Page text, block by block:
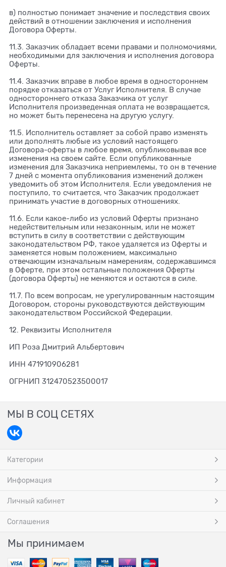
в) полностью понимает значение и последствия своих
действий в отношении заключения и исполнения
Договора Оферты.
11.3. Заказчик обладает всеми правами и полномочиями,
необходимыми для заключения и исполнения договора
Оферты.
11.4. Заказчик вправе в любое время в одностороннем
порядке отказаться от Услуг Исполнителя. В случае
одностороннего отказа Заказчика от услуг
Исполнителя произведенная оплата не возвращается,
но может быть перенесена на другую услугу.
11.5. Исполнитель оставляет за собой право изменять
или дополнять любые из условий настоящего
Договора-оферты в любое время, опубликовывая все
изменения на своем сайте. Если опубликованные
изменения для Заказчика неприемлемы, то он в течение
7 дней с момента опубликования изменений должен
уведомить об этом Исполнителя. Если уведомления не
поступило, то считается, что Заказчик продолжает
принимать участие в договорных отношениях.
11.6. Если какое-либо из условий Оферты признано
недействительным или незаконным, или не может
вступить в силу в соответствии с действующим
законодательством РФ, такое удаляется из Оферты и
заменяется новым положением, максимально
отвечающим изначальным намерениям, содержавшимся
в Оферте, при этом остальные положения Оферты
(договора Оферты) не меняются и остаются в силе.
11.7. По всем вопросам, не урегулированным настоящим
Договором, стороны руководствуются действующим
законодательством Российской Федерации.
12. Реквизиты Исполнителя
ИП Роза Дмитрий Альбертович
ИНН 471910906281
ОГРНИП 312470523500017
МЫ В СОЦ СЕТЯХ
Категории
Информация
Личный кабинет
Соглашения
Мы принимаем